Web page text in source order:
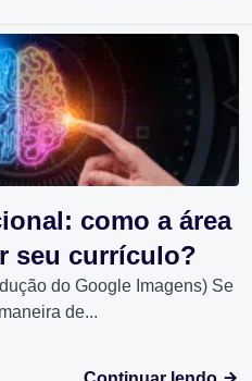
como a área
seu currículo?
do Google Imagens) Se
de...